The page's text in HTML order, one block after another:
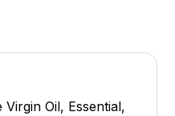
Oil, Essential,